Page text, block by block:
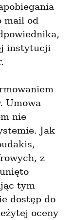
mail od
instytucji
Umowa
nie
Jak
z
tym
dostęp do
oceny